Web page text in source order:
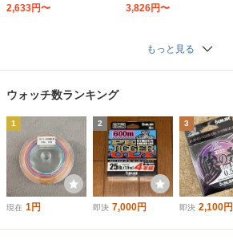
2,633円〜
3,826円〜
もっと見る
ウォッチ数ランキング
1
現在 1円
2
即決 7,000円
3
即決 2,100円